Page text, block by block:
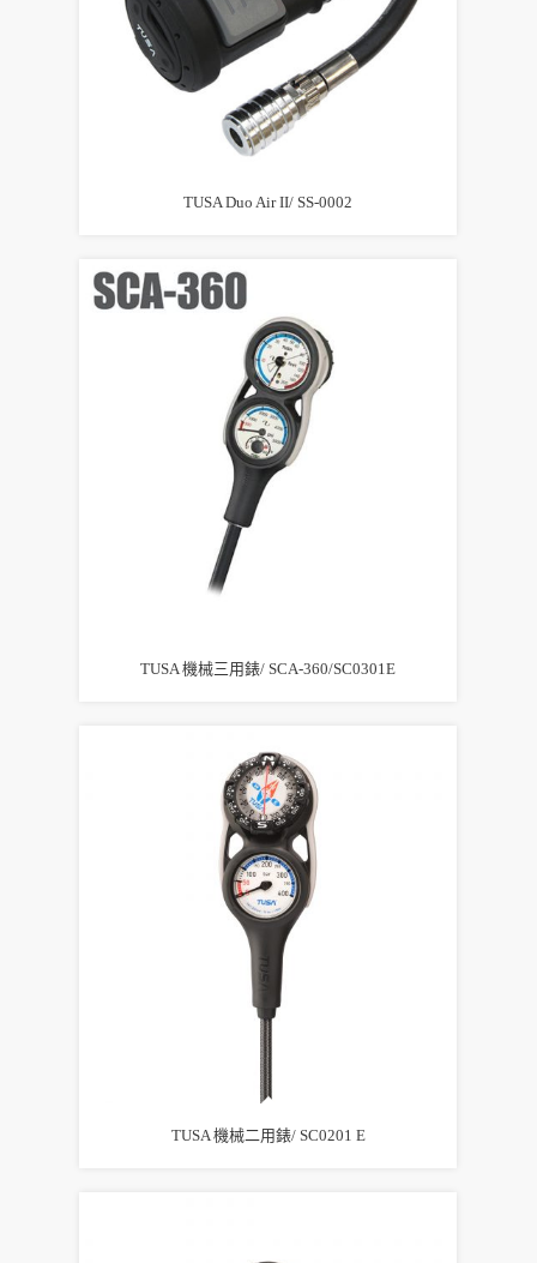
TUSA Duo Air II/ SS-0002
TUSA 機械三用錶/ SCA-360/SC0301E
TUSA 機械二用錶/ SC0201 E